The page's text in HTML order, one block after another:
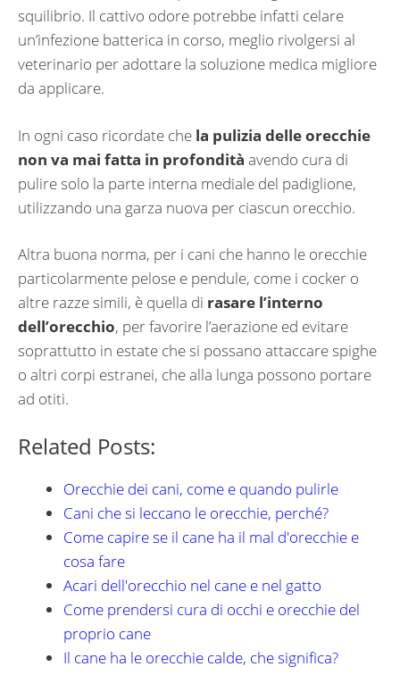
squilibrio. Il cattivo odore potrebbe infatti celare
un’infezione batterica in corso, meglio rivolgersi al
veterinario per adottare la soluzione medica migliore
da applicare.
In ogni caso ricordate che la pulizia delle orecchie
non va mai fatta in profondità avendo cura di
pulire solo la parte interna mediale del padiglione,
utilizzando una garza nuova per ciascun orecchio.
Altra buona norma, per i cani che hanno le orecchie
particolarmente pelose e pendule, come i cocker o
altre razze simili, è quella di rasare l’interno
dell’orecchio, per favorire l’aerazione ed evitare
soprattutto in estate che si possano attaccare spighe
o altri corpi estranei, che alla lunga possono portare
ad otiti.
Related Posts:
Orecchie dei cani, come e quando pulirle
Cani che si leccano le orecchie, perché?
Come capire se il cane ha il mal d'orecchie e
cosa fare
Acari dell'orecchio nel cane e nel gatto
Come prendersi cura di occhi e orecchie del
proprio cane
Il cane ha le orecchie calde, che significa?